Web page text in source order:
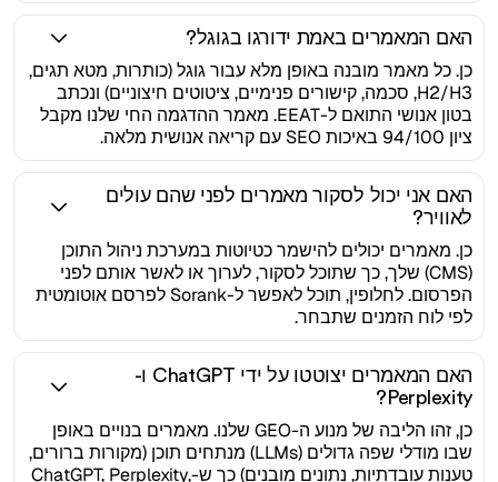
האם המאמרים באמת ידורגו בגוגל?
כן. כל מאמר מובנה באופן מלא עבור גוגל (כותרות, מטא תגים,
H2/H3, סכמה, קישורים פנימיים, ציטוטים חיצוניים) ונכתב
בטון אנושי התואם ל-EEAT. מאמר ההדגמה החי שלנו מקבל
ציון 94/100 באיכות SEO עם קריאה אנושית מלאה.
האם אני יכול לסקור מאמרים לפני שהם עולים
לאוויר?
כן. מאמרים יכולים להישמר כטיוטות במערכת ניהול התוכן
(CMS) שלך, כך שתוכל לסקור, לערוך או לאשר אותם לפני
הפרסום. לחלופין, תוכל לאפשר ל-Sorank לפרסם אוטומטית
לפי לוח הזמנים שתבחר.
האם המאמרים יצוטטו על ידי ChatGPT ו-
Perplexity?
כן, זהו הליבה של מנוע ה-GEO שלנו. מאמרים בנויים באופן
שבו מודלי שפה גדולים (LLMs) מנתחים תוכן (מקורות ברורים,
טענות עובדתיות, נתונים מובנים) כך ש-ChatGPT, Perplexity,